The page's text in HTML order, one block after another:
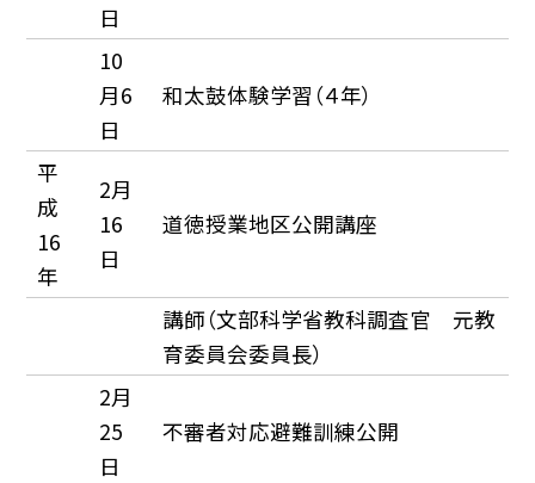
日
10
月6
日
和太鼓体験学習（４年）
平
成
16
年
2月
16
日
道徳授業地区公開講座
講師（文部科学省教科調査官 元教
育委員会委員長）
2月
25
日
不審者対応避難訓練公開